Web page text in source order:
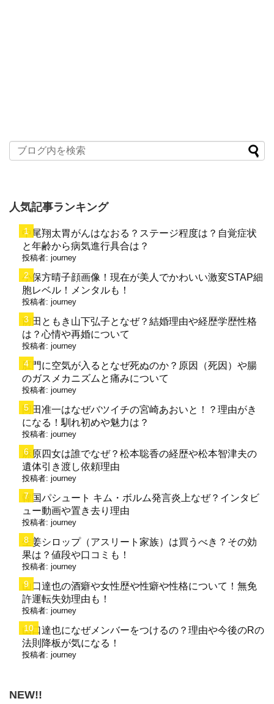
人気記事ランキング
中尾翔太胃がんはなおる？ステージ程度は？自覚症状
と年齢から病気進行具合は？
投稿者: journey
小保方晴子顔画像！現在が美人でかわいい激変STAP細
胞レベル！メンタルも！
投稿者: journey
前田ともき山下弘子となぜ？結婚理由や経歴学歴性格
は？心情や再婚について
投稿者: journey
肛門に空気が入るとなぜ死ぬのか？原因（死因）や腸
のガスメカニズムと痛みについて
投稿者: journey
岡田准一はなぜバツイチの宮崎あおいと！？理由がき
になる！馴れ初めや魅力は？
投稿者: journey
麻原四女は誰でなぜ？松本聡香の経歴や松本智津夫の
遺体引き渡し依頼理由
投稿者: journey
韓国パシュート キム・ボルム発言炎上なぜ？インタビ
ュー動画や置き去り理由
投稿者: journey
生姜シロップ（アスリート家族）は買うべき？その効
果は？値段や口コミも！
投稿者: journey
山口達也の酒癖や女性歴や性癖や性格について！無免
許運転失効理由も！
投稿者: journey
山口達也になぜメンバーをつけるの？理由や今後のRの
法則降板が気になる！
投稿者: journey
NEW!!